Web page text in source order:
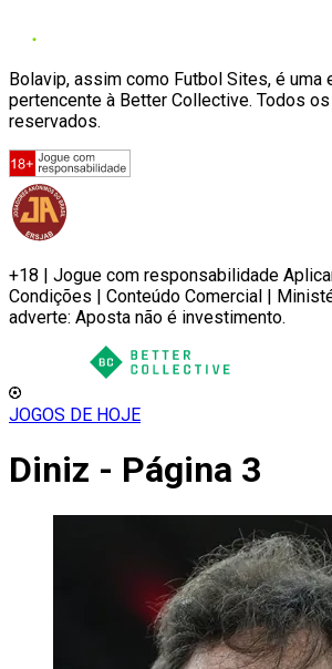
Bolavip, assim como Futbol Sites, é uma
pertencente à Better Collective. Todos
reservados.
+18 | Jogue com responsabilidade
Condições | Conteúdo Comercial |
adverte: Aposta não é investimento.
JOGOS DE HOJE
Diniz - Página 3